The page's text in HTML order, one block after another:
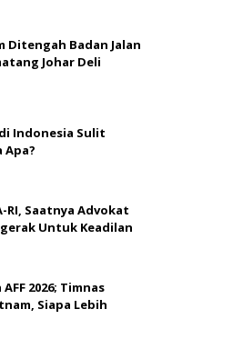
Ditengah Badan Jalan
Johar Deli
Indonesia Sulit
Apa?
RI, Saatnya Advokat
Untuk Keadilan
2026; Timnas
Siapa Lebih